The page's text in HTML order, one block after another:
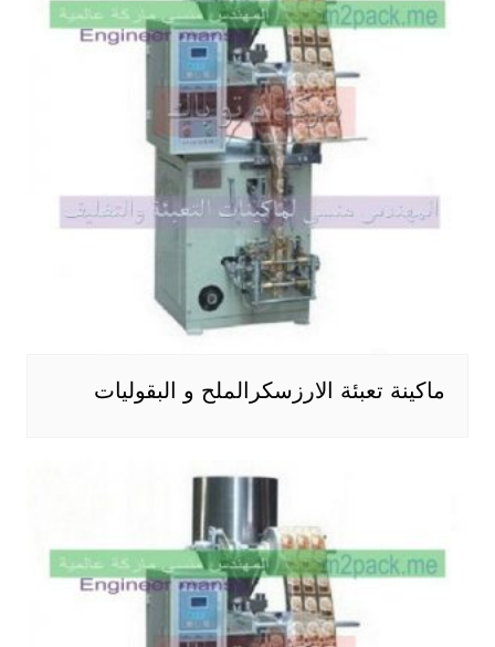
ماكينة تعبئة الارزسكرالملح و البقوليات